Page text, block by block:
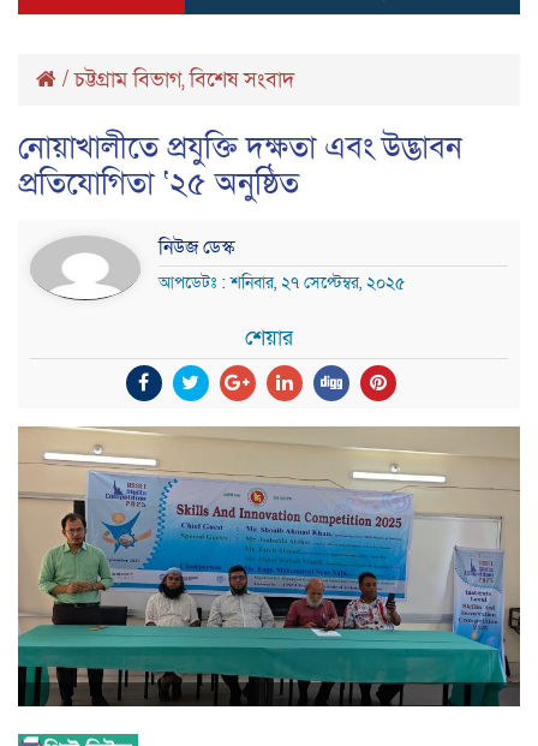
/চট্টগ্রাম বিভাগ,বিশেষ সংবাদ
নোয়াখালীতে প্রযুক্তি দক্ষতা এবং উদ্ভাবন
প্রতিযোগিতা ‘২৫ অনুষ্ঠিত
নিউজ ডেস্ক
আপডেটঃ : শনিবার, ২৭ সেপ্টেম্বর, ২০২৫
শেয়ার